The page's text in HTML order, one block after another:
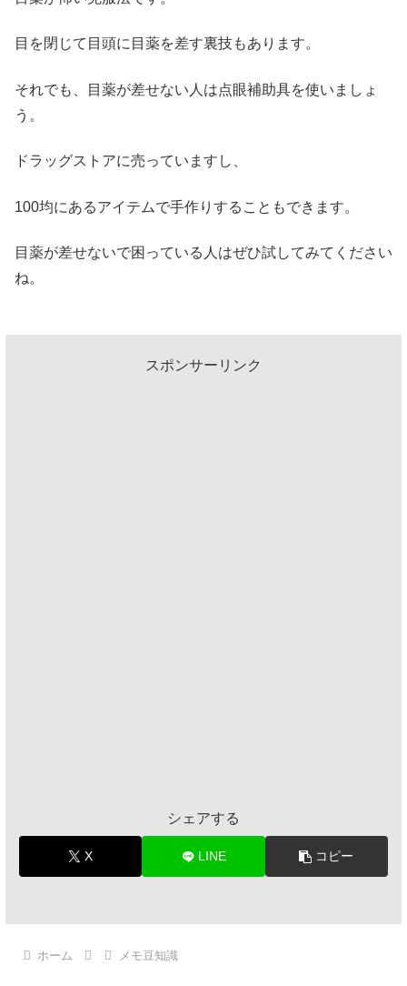
目を閉じて目頭に目薬を差す裏技もあります。
それでも、目薬が差せない人は点眼補助具を使いましょ
う。
ドラッグストアに売っていますし、
100均にあるアイテムで手作りすることもできます。
目薬が差せないで困っている人はぜひ試してみてください
ね。
スポンサーリンク
シェアする
X LINE コピー
ホーム メモ豆知識